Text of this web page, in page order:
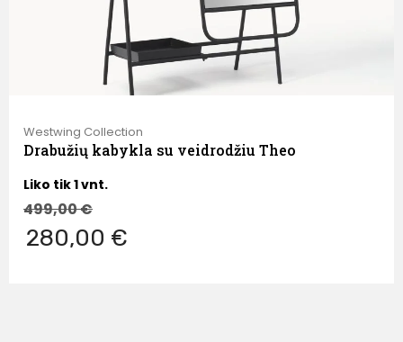
Westwing Collection
Drabužių kabykla su veidrodžiu Theo
Liko tik 1 vnt.
499,00€
280,00 €